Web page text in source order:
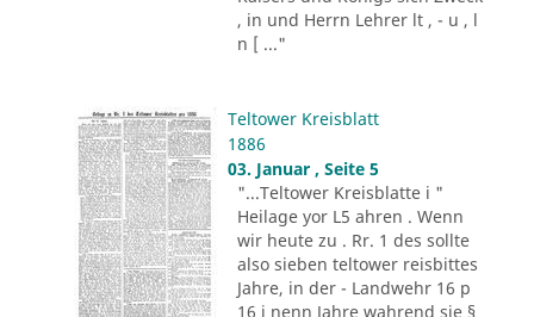
, in und Herrn Lehrer lt , - u , l
n [ ..."
Teltower Kreisblatt
1886
03. Januar , Seite 5
"...Teltower Kreisblatte i "
Heilage yor L5 ahren . Wenn
wir heute zu . Rr. 1 des sollte
also sieben teltower reisbittes
Jahre, in der - Landwehr 16 p
16 i nenn Jahre wahrend sie §